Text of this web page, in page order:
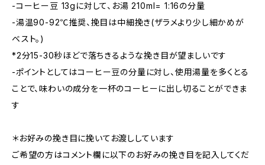
-コーヒー豆 13gに対して、お湯 210ml= 1:16の分量
-湯温90-92℃推奨、挽目は中細挽き(ザラメより少し細かめが
ベスト。)
*2分15-30秒ほどで落ちきるような挽き目が望ましいです
-ポイントとしてはコーヒー豆の分量に対し、使用湯量を多くとる
ことで、味わいの成分を一杯のコーヒーに出し切ることができま
す
＊お好みの挽き目に挽いてお渡ししています
ご希望の方はコメント欄に以下のお好みの挽き目を記入してくだ